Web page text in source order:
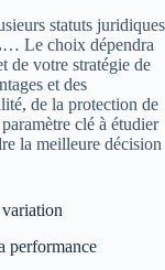
statuts juridiques
… Le choix dépendra
de votre stratégie de
et des
de la protection de
clé à étudier
la meilleure décision
variation
performance